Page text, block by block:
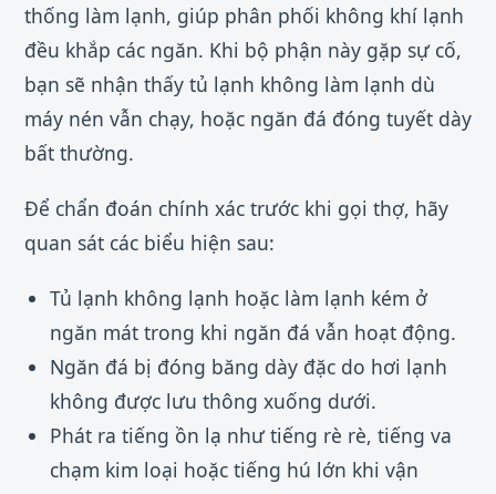
thống làm lạnh, giúp phân phối không khí lạnh
đều khắp các ngăn. Khi bộ phận này gặp sự cố,
bạn sẽ nhận thấy tủ lạnh không làm lạnh dù
máy nén vẫn chạy, hoặc ngăn đá đóng tuyết dày
bất thường.
Để chẩn đoán chính xác trước khi gọi thợ, hãy
quan sát các biểu hiện sau:
Tủ lạnh không lạnh hoặc làm lạnh kém ở
ngăn mát trong khi ngăn đá vẫn hoạt động.
Ngăn đá bị đóng băng dày đặc do hơi lạnh
không được lưu thông xuống dưới.
Phát ra tiếng ồn lạ như tiếng rè rè, tiếng va
chạm kim loại hoặc tiếng hú lớn khi vận